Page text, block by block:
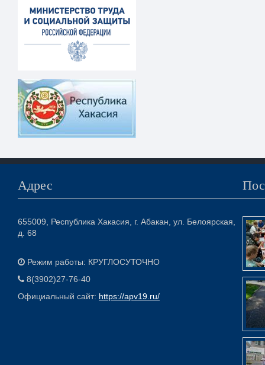
Адрес
655009, Республика Хакасия, г. Абакан, ул. Белоярская,
д. 68
Режим работы: КРУГЛОСУТОЧНО
8(3902)27-76-40
Официальный сайт: https://apv19.ru/